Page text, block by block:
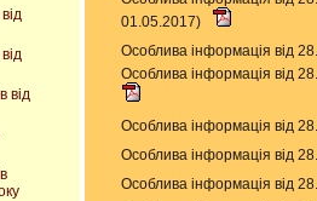
від
01.05.2017)
Особлива інформація від
Особлива інформація від
Особлива інформація від
Особлива інформація від
Особлива інформація від